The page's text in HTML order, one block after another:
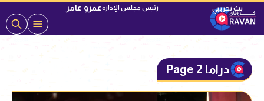
رئيس مجلس الإدارةعمرو عامر
دراما Page 2